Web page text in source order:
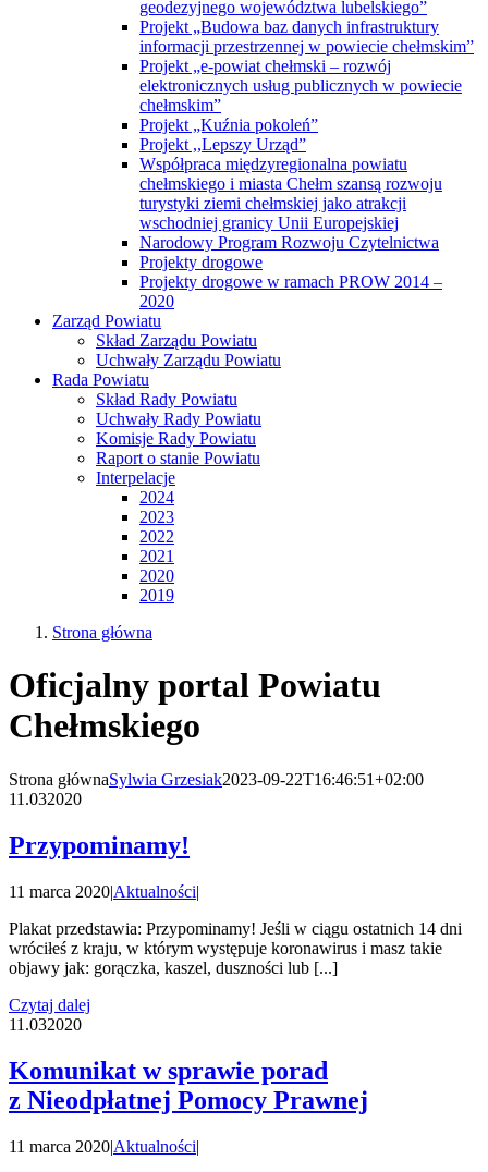
geodezyjnego województwa lubelskiego”
Projekt „Budowa baz danych infrastruktury
informacji przestrzennej w powiecie chełmskim”
Projekt „e-powiat chełmski – rozwój
elektronicznych usług publicznych w powiecie
chełmskim”
Projekt „Kuźnia pokoleń”
Projekt ,,Lepszy Urząd”
Współpraca międzyregionalna powiatu
chełmskiego i miasta Chełm szansą rozwoju
turystyki ziemi chełmskiej jako atrakcji
wschodniej granicy Unii Europejskiej
Narodowy Program Rozwoju Czytelnictwa
Projekty drogowe
Projekty drogowe w ramach PROW 2014 –
2020
Zarząd Powiatu
Skład Zarządu Powiatu
Uchwały Zarządu Powiatu
Rada Powiatu
Skład Rady Powiatu
Uchwały Rady Powiatu
Komisje Rady Powiatu
Raport o stanie Powiatu
Interpelacje
2024
2023
2022
2021
2020
2019
Strona główna
Oficjalny portal Powiatu
Chełmskiego
Strona głównaSylwia Grzesiak2023-09-22T16:46:51+02:00
11.032020
Przypominamy!
11 marca 2020|Aktualności|
Plakat przedstawia: Przypominamy! Jeśli w ciągu ostatnich 14 dni
wróciłeś z kraju, w którym występuje koronawirus i masz takie
objawy jak: gorączka, kaszel, duszności lub [...]
Czytaj dalej
11.032020
Komunikat w sprawie porad
z Nieodpłatnej Pomocy Prawnej
11 marca 2020|Aktualności|